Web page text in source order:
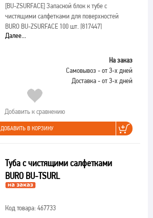
[BU-ZSURFACE]Запасной блок к тубе с
чистящими салфетками для поверхностей
BURO BU-ZSURFACE 100 шт. [817447]
Далее...
На заказ
Самовывоз - от 3-х дней
Доставка - от 3-х дней
Добавить к сравнению
ДОБАВИТЬ В КОРЗИНУ
Туба с чистящими салфетками
BURO BU-TSURL
Код товара: 467733